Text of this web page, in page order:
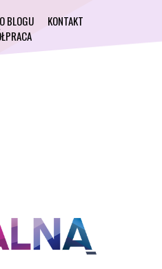
O BLOGU
KONTAKT